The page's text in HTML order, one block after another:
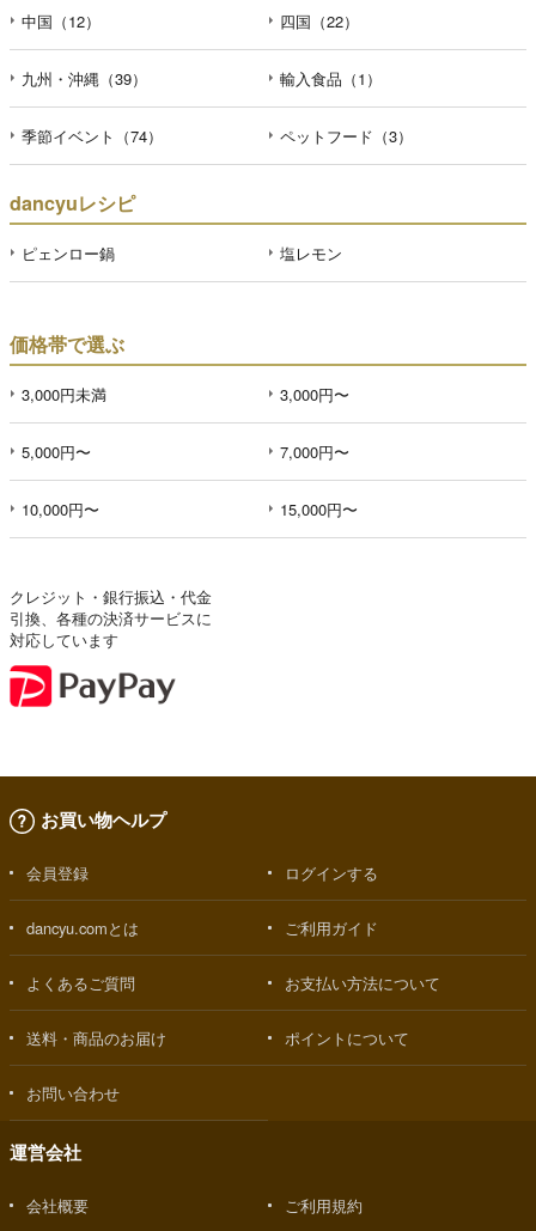
中国（12） 四国（22）
九州・沖縄（39） 輸入食品（1）
季節イベント（74） ペットフード（3）
dancyuレシピ
ピェンロー鍋 塩レモン
価格帯で選ぶ
3,000円未満 3,000円〜
5,000円〜 7,000円〜
10,000円〜 15,000円〜
クレジット・銀行振込・代金
引換、各種の決済サービスに
対応しています
お買い物ヘルプ
会員登録 ログインする
dancyu.comとは ご利用ガイド
よくあるご質問 お支払い方法について
送料・商品のお届け ポイントについて
お問い合わせ
運営会社
会社概要 ご利用規約